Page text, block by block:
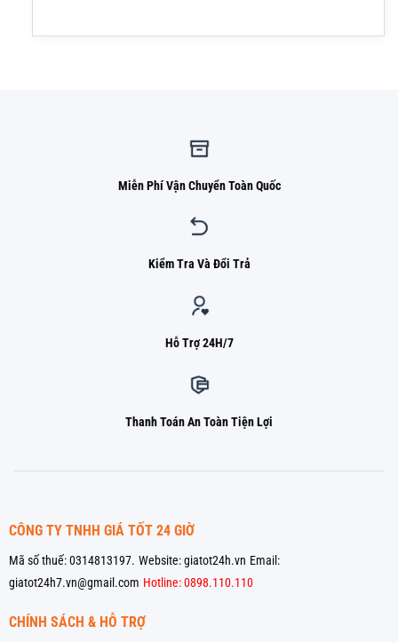
Miễn Phí Vận Chuyển Toàn Quốc
Kiểm Tra Và Đổi Trả
Hỗ Trợ 24H/7
Thanh Toán An Toàn Tiện Lợi
CÔNG TY TNHH GIÁ TỐT 24 GIỜ
Mã số thuế: 0314813197. Website: giatot24h.vn Email:
giatot24h7.vn@gmail.com Hotline: 0898.110.110
CHÍNH SÁCH & HỖ TRỢ